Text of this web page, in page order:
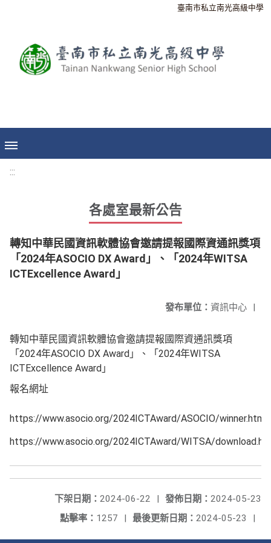
臺南市私立南光高級中學
:::
各處室最新公告
轉知中華民國資訊軟體協會邀請提報國際資通訊獎項
「2024年ASOCIO DX Award」、「2024年WITSA
ICTExcellence Award」
發布單位： 資訊中心 |
轉知中華民國資訊軟體協會邀請提報國際資通訊獎項
「2024年ASOCIO DX Award」、「2024年WITSA
ICTExcellence Award」
報名網址
https://www.asocio.org/2024ICTAward/ASOCIO/winner.html
https://www.asocio.org/2024ICTAward/WITSA/
發佈日期： 2024-05-23
下架日期： 2024-06-22
|
最後更新日期： 2024-05-23 |
點擊率： 1257 |